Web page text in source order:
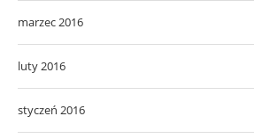
marzec 2016
luty 2016
styczeń 2016